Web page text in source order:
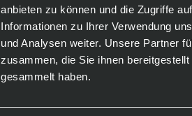
anbieten zu können und die Zugriffe
Informationen zu Ihrer Verwendung
und Analysen weiter. Unsere Partner
zusammen, die Sie ihnen
gesammelt haben.
Leasing